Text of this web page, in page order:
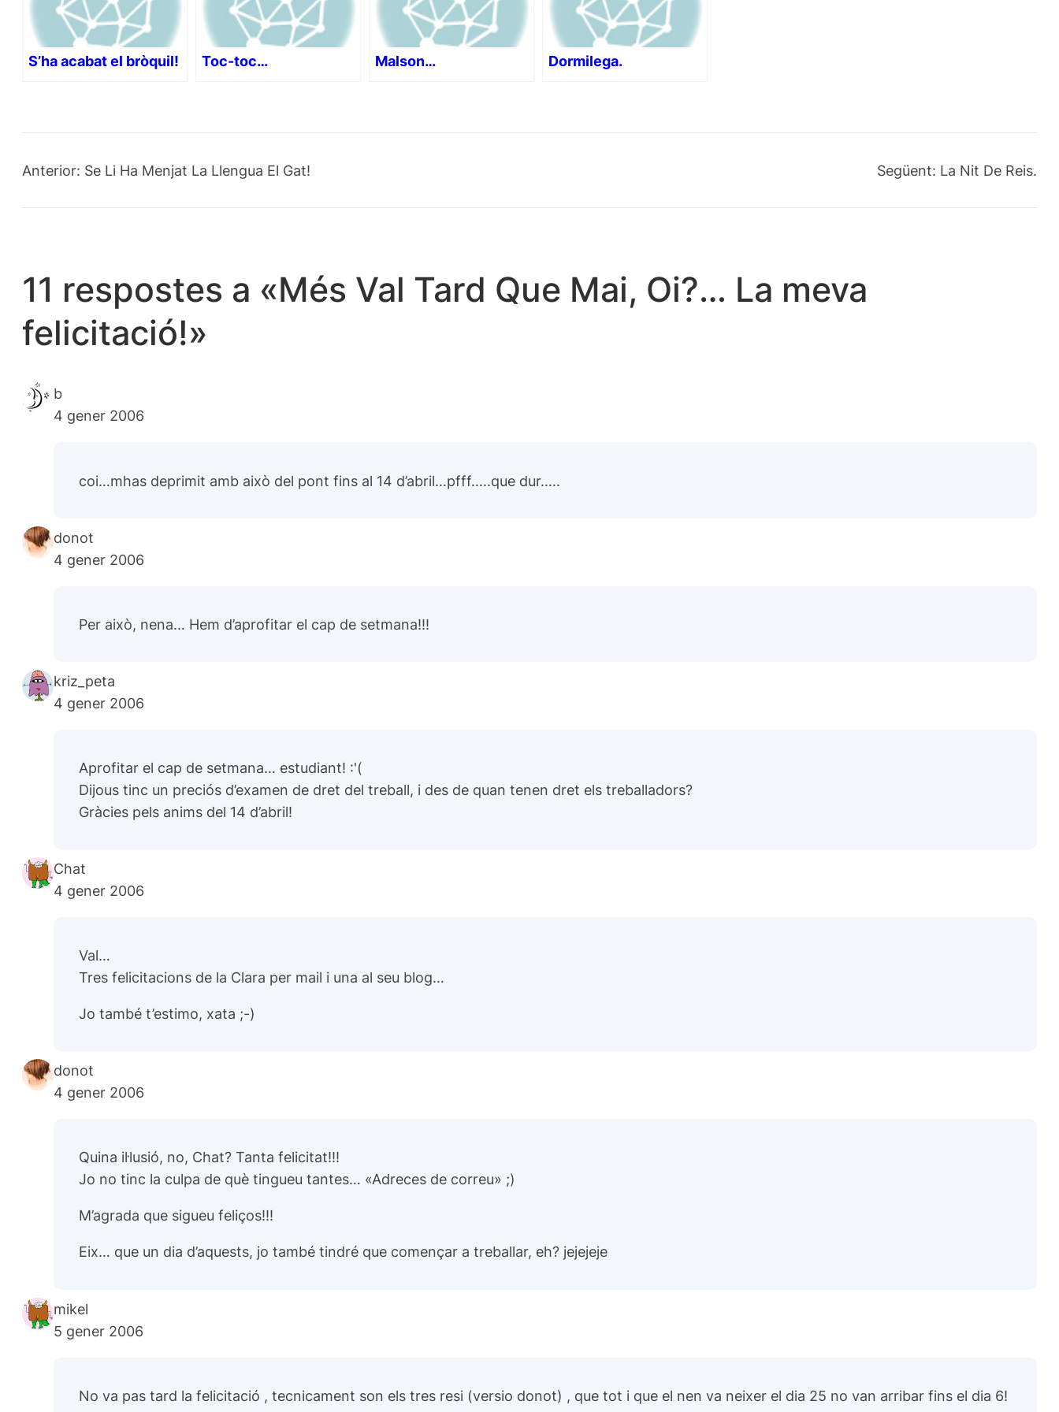
S’ha acabat el bròquil! Toc-toc… Malson… Dormilega.
Anterior: Se Li Ha Menjat La Llengua El Gat! Següent: La Nit De Reis.
11 respostes a «Més Val Tard Que Mai, Oi?… La meva
felicitació!»
b
4 gener 2006
coi…mhas deprimit amb això del pont fins al 14 d’abril…pfff…..que dur…..
donot
4 gener 2006
Per això, nena… Hem d’aprofitar el cap de setmana!!!
kriz_peta
4 gener 2006
Aprofitar el cap de setmana… estudiant! :'(
Dijous tinc un preciós d’examen de dret del treball, i des de quan tenen dret els treballadors?
Gràcies pels anims del 14 d’abril!
Chat
4 gener 2006
Val…
Tres felicitacions de la Clara per mail i una al seu blog…
Jo també t’estimo, xata ;-)
donot
4 gener 2006
Quina il·lusió, no, Chat? Tanta felicitat!!!
Jo no tinc la culpa de què tingueu tantes… «Adreces de correu» ;)
M’agrada que sigueu feliços!!!
Eix… que un dia d’aquests, jo també tindré que començar a treballar, eh? jejejeje
mikel
5 gener 2006
No va pas tard la felicitació , tecnicament son els tres resi (versio donot) , que tot i que el nen va neixer el dia 25 no van arribar fins el dia 6!